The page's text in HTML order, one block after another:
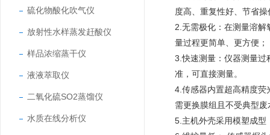
硫化物酸化吹气仪
放射性水样蒸发赶酸仪
样品浓缩蒸干仪
液液萃取仪
二氧化硫SO2蒸馏仪
水质在线分析仪
度高、重复性好、节省
2.无需极化：在测量溶
量过程更简单、更方便；
3.快速测量：仪器测量过
准，可直接测量。
4.传感器内置超高精度荧
需更换膜组且不受典型
5.主机外壳采用模塑成型